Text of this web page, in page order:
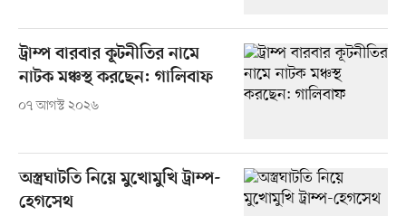
ট্রাম্প বারবার কূটনীতির নামে
নাটক মঞ্চস্থ করছেন: গালিবাফ
০৭ আগস্ট ২০২৬
অস্ত্রঘাটতি নিয়ে মুখোমুখি ট্রাম্প-
হেগসেথ